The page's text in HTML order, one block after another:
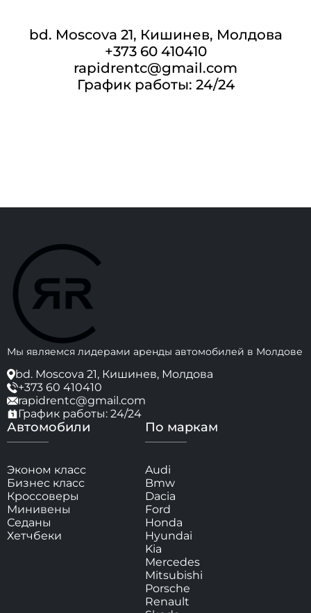
bd. Moscova 21, Кишинев, Молдова
+373 60 410410
rapidrentc@gmail.com
График работы: 24/24
Мы являемся лидерами аренды автомобилей в Молдове
bd. Moscova 21, Кишинев, Молдова
+373 60 410410
rapidrentc@gmail.com
График работы: 24/24
Автомобили
Эконом класс
Бизнес класс
Кроссоверы
Минивены
Седаны
Хетчбеки
По маркам
Audi
Bmw
Dacia
Ford
Honda
Hyundai
Kia
Mercedes
Mitsubishi
Porsche
Renault